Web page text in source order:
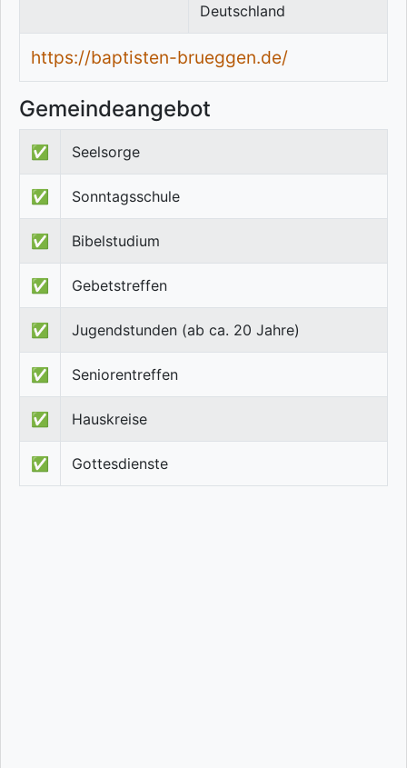
Deutschland
https://baptisten-brueggen.de/
Gemeindeangebot
✅ Seelsorge
✅ Sonntagsschule
✅ Bibelstudium
✅ Gebetstreffen
✅ Jugendstunden (ab ca. 20 Jahre)
✅ Seniorentreffen
✅ Hauskreise
✅ Gottesdienste